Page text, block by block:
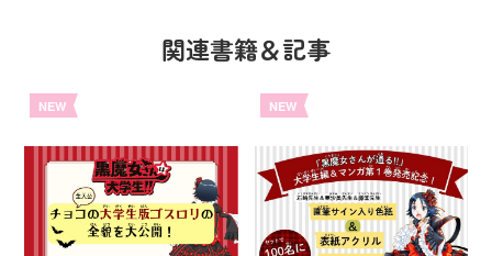
関連書籍＆記事
NEW NEW